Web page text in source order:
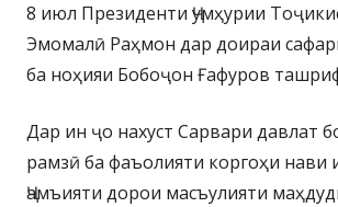
8 июл Президенти Ҷумҳурии
Эмомалӣ Раҳмон дар доираи
ба ноҳияи Бобоҷон Ғафуров
Дар ин ҷо нахуст Сарвари давлат
рамзӣ ба фаъолияти коргоҳи нави
Ҷамъияти дорои масъулияти